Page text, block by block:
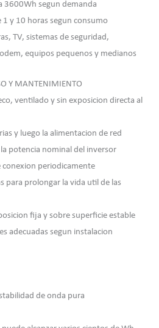
3600Wh segun demanda
y 10 horas segun consumo
TV, sistemas de seguridad,
equipos pequenos y medianos
Y MANTENIMIENTO
ventilado y sin exposicion directa al
y luego la alimentacion de red
potencia nominal del inversor
conexion periodicamente
para prolongar la vida util de las
fija y sobre superficie estable
adecuadas segun instalacion
de onda pura